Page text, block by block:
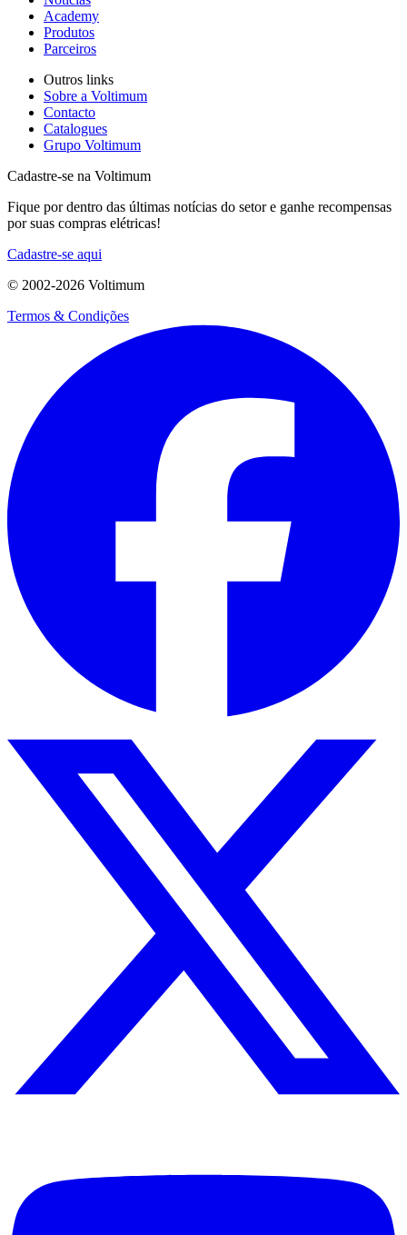
Academy
Produtos
Parceiros
Outros links
Sobre a Voltimum
Contacto
Catalogues
Grupo Voltimum
Cadastre-se na Voltimum
Fique por dentro das últimas notícias do setor e ganhe recompensas
por suas compras elétricas!
Cadastre-se aqui
© 2002-2026 Voltimum
Termos & Condições